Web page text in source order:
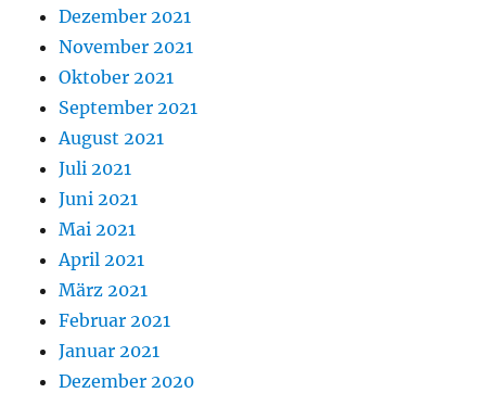
Dezember 2021
November 2021
Oktober 2021
September 2021
August 2021
Juli 2021
Juni 2021
Mai 2021
April 2021
März 2021
Februar 2021
Januar 2021
Dezember 2020